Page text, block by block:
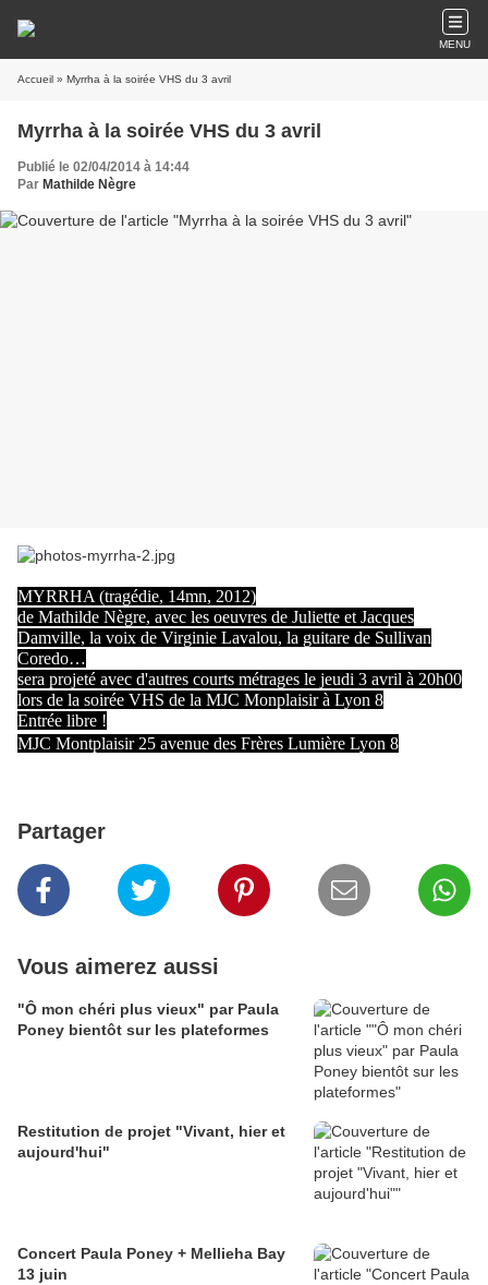
MENU
Accueil » Myrrha à la soirée VHS du 3 avril
Myrrha à la soirée VHS du 3 avril
Publié le 02/04/2014 à 14:44
Par Mathilde Nègre
MYRRHA (tragédie, 14mn, 2012)
de Mathilde Nègre, avec les oeuvres de Juliette et Jacques
Damville, la voix de Virginie Lavalou, la guitare de Sullivan
Coredo…
sera projeté avec d'autres courts métrages le jeudi 3 avril à 20h00
lors de la soirée VHS de la MJC Monplaisir à Lyon 8
Entrée libre !
MJC Montplaisir 25 avenue des Frères Lumière Lyon 8
Partager
Vous aimerez aussi
"Ô mon chéri plus vieux" par Paula
Poney bientôt sur les plateformes
Restitution de projet "Vivant, hier et
aujourd'hui"
Concert Paula Poney + Mellieha Bay
13 juin